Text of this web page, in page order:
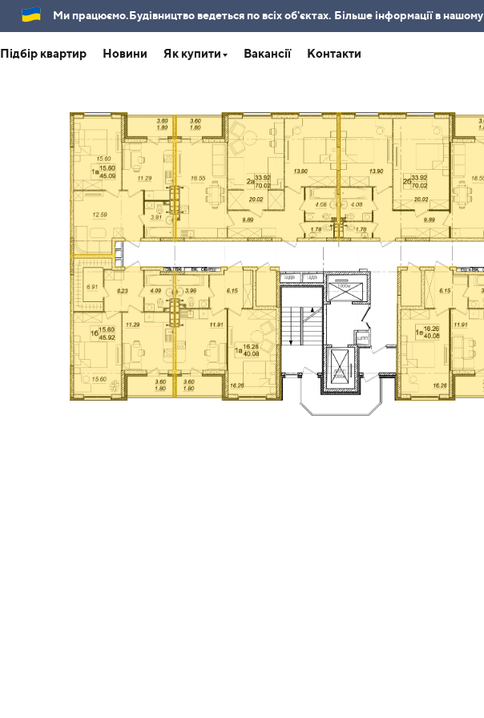
Ми працюємо.Будівництво ведеться по всіх об'єктах. Більше інформації в нашому
Підбір квартир Новини Як купити Вакансії Контакти